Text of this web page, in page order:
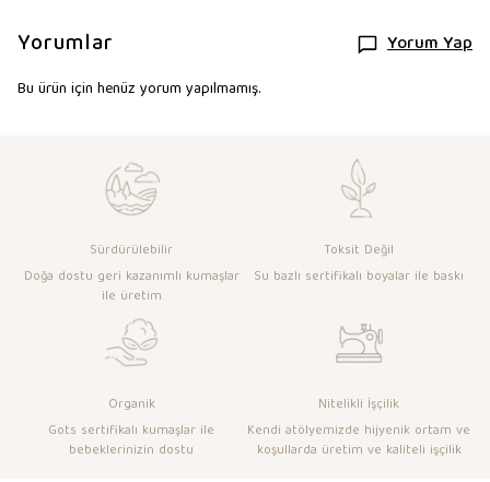
Yorumlar Yorum Yap
Bu ürün için henüz yorum yapılmamış.
Sürdürülebilir
Doğa dostu geri kazanımlı kumaşlar
ile üretim
Toksit Değil
Su bazlı sertifikalı boyalar ile baskı
Organik
Gots sertifikalı kumaşlar ile
bebeklerinizin dostu
Nitelikli İşçilik
Kendi atölyemizde hijyenik ortam ve
koşullarda üretim ve kaliteli işçilik